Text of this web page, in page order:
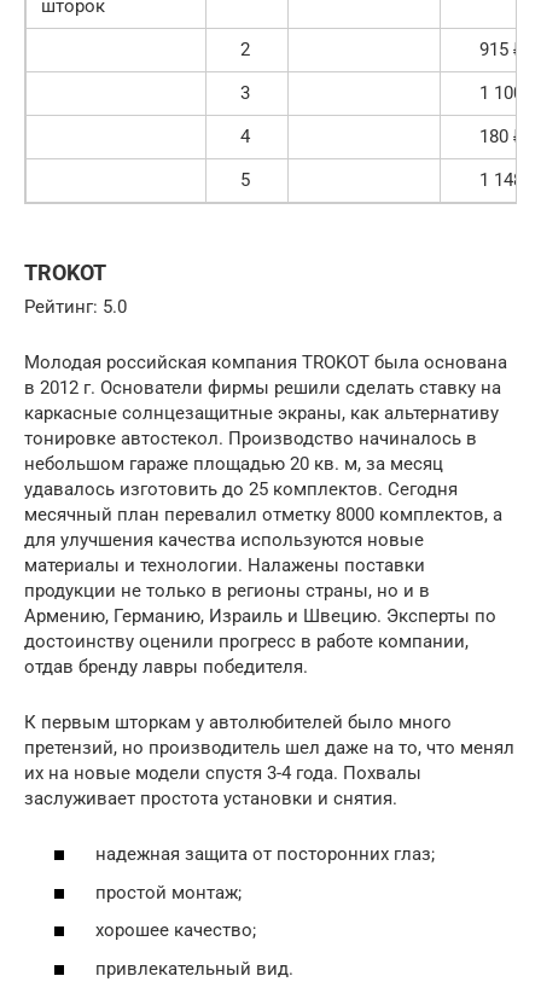
шторок
2
915 ₽
3
1 100 ₽
4
180 ₽
5
1 148 ₽
TROKOT
Рейтинг: 5.0
Молодая российская компания TROKOT была основана
в 2012 г. Основатели фирмы решили сделать ставку на
каркасные солнцезащитные экраны, как альтернативу
тонировке автостекол. Производство начиналось в
небольшом гараже площадью 20 кв. м, за месяц
удавалось изготовить до 25 комплектов. Сегодня
месячный план перевалил отметку 8000 комплектов, а
для улучшения качества используются новые
материалы и технологии. Налажены поставки
продукции не только в регионы страны, но и в
Армению, Германию, Израиль и Швецию. Эксперты по
достоинству оценили прогресс в работе компании,
отдав бренду лавры победителя.
К первым шторкам у автолюбителей было много
претензий, но производитель шел даже на то, что менял
их на новые модели спустя 3-4 года. Похвалы
заслуживает простота установки и снятия.
надежная защита от посторонних глаз;
простой монтаж;
хорошее качество;
привлекательный вид.